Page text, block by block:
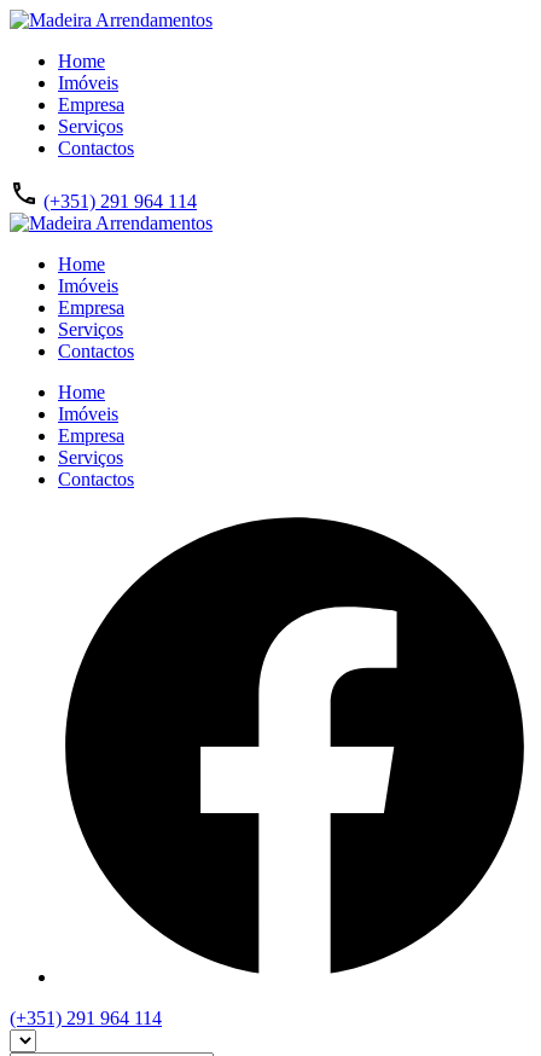
Home
Imóveis
Empresa
Serviços
Contactos
(+351) 291 964 114
Home
Imóveis
Empresa
Serviços
Contactos
Home
Imóveis
Empresa
Serviços
Contactos
(+351) 291 964 114